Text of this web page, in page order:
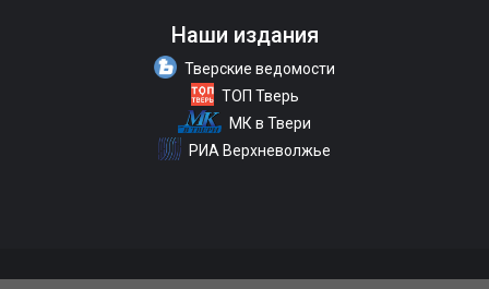
Наши издания
Тверские ведомости
ТОП Тверь
МК в Твери
РИА Верхневолжье